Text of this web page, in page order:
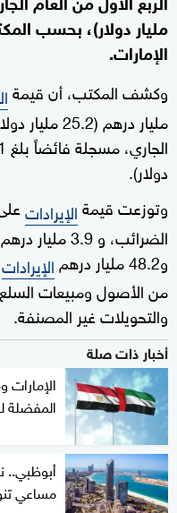
مليار دولار)، بحسب
الإمارات.
وكشف المكتب، أن قيمة
مليار درهم
دولار).
وتوزعت قيمةالإيرادات
الضرائب، و
و48.2 مليار درهم
الإيرادات
من الأصول ومبيعات السلع
والتحويلات غير المصنفة.
أخبار ذات صلة
المفضلة
أبوظبي..
مساعي